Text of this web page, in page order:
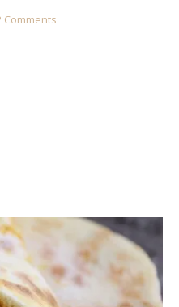
Comments